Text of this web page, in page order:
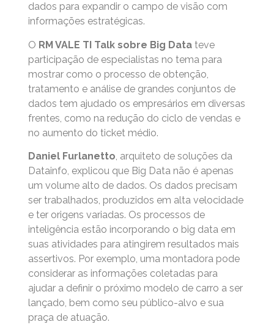
dados para expandir o campo de visão com
informações estratégicas.
O RM VALE TI Talk sobre Big Datateve
participação de especialistas no tema para
mostrar como o processo de obtenção,
tratamento e análise de grandes conjuntos de
dados tem ajudado os empresários em diversas
frentes, como na redução do ciclo de vendas e
no aumento do ticket médio.
Daniel Furlanetto, arquiteto de soluções da
Datainfo, explicou que Big Data não é apenas
um volume alto de dados. Os dados precisam
ser trabalhados, produzidos em alta velocidade
e ter origens variadas. Os processos de
inteligência estão incorporando o big data em
suas atividades para atingirem resultados mais
assertivos. Por exemplo, uma montadora pode
considerar as informações coletadas para
ajudar a definir o próximo modelo de carro a ser
lançado, bem como seu público-alvo e sua
praça de atuação.